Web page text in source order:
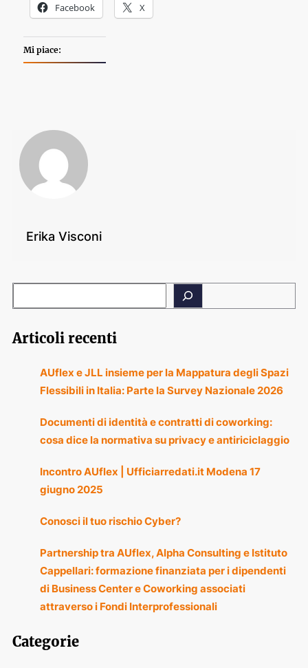
Facebook X
Mi piace:
Erika Visconi
Articoli recenti
AUflex e JLL insieme per la Mappatura degli Spazi
Flessibili in Italia: Parte la Survey Nazionale 2026
Documenti di identità e contratti di coworking:
cosa dice la normativa su privacy e antiriciclaggio
Incontro AUflex | Ufficiarredati.it Modena 17
giugno 2025
Conosci il tuo rischio Cyber?
Partnership tra AUflex, Alpha Consulting e Istituto
Cappellari: formazione finanziata per i dipendenti
di Business Center e Coworking associati
attraverso i Fondi Interprofessionali
Categorie